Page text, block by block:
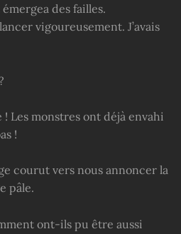
des failles.
vigoureusement. J’avais
Les monstres ont déjà envahi
!
courut vers nous annoncer la
pâle.
ont-ils pu être aussi